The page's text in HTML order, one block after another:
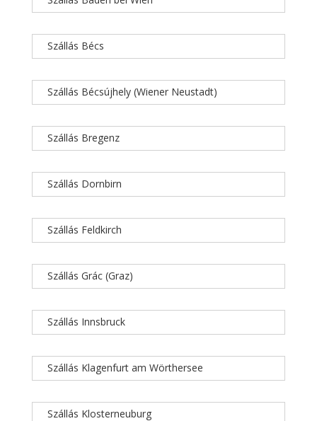
Szállás Bécs
Szállás Bécsújhely (Wiener Neustadt)
Szállás Bregenz
Szállás Dornbirn
Szállás Feldkirch
Szállás Grác (Graz)
Szállás Innsbruck
Szállás Klagenfurt am Wörthersee
Szállás Klosterneuburg